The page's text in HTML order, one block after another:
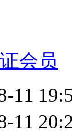
会员
11
11